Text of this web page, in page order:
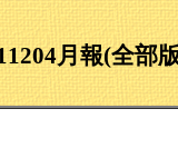
月報(全部